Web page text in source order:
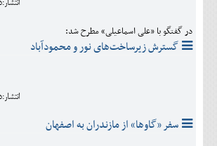
انتشار:دوشنبه
در گفتگو با «علی اسماعیلی» مطرح شد:
گسترش زیرساخت‌های نور و محمودآباد
انتشار:دوشنبه
سفر «گاوها» از مازندران به اصفهان